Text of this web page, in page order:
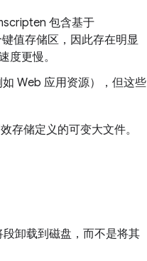
包含基于
值存储区，因此存在明显
度更慢。
Web 应用资源），但这些
存储定义的可变大文件。
卸载到磁盘，而不是将其